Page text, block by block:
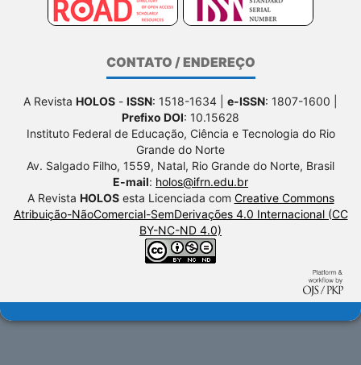
CONTATO / ENDEREÇO
A Revista HOLOS - ISSN: 1518-1634 | e-ISSN: 1807-1600 |
Prefixo DOI: 10.15628
Instituto Federal de Educação, Ciência e Tecnologia do Rio
Grande do Norte
Av. Salgado Filho, 1559, Natal, Rio Grande do Norte, Brasil
E-mail: holos@ifrn.edu.br
A Revista HOLOSesta Licenciada com Creative Commons
Atribuição-NãoComercial-SemDerivações 4.0 Internacional (CC
BY-NC-ND 4.0)